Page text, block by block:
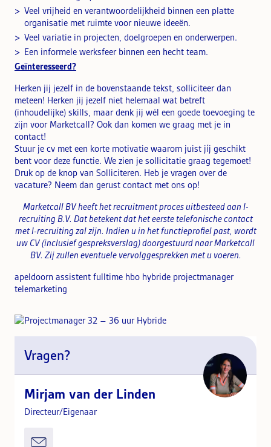
Veel vrijheid en verantwoordelijkheid binnen een platte
organisatie met ruimte voor nieuwe ideeën.
Veel variatie in projecten, doelgroepen en onderwerpen.
Een informele werksfeer binnen een hecht team.
Geïnteresseerd?
Herken jij jezelf in de bovenstaande tekst, solliciteer dan
meteen! Herken jij jezelf niet helemaal wat betreft
(inhoudelijke) skills, maar denk jij wél een goede toevoeging te
zijn voor Marketcall? Ook dan komen we graag met je in
contact!
Stuur je cv met een korte motivatie waarom juist jíj geschikt
bent voor deze functie. We zien je sollicitatie graag tegemoet!
Druk op de knop van Solliciteren. Heb je vragen over de
vacature? Neem dan gerust contact met ons op!
Marketcall BV heeft het recruitment proces uitbesteed aan I-
recruiting B.V. Dat betekent dat het eerste telefonische contact
met I-recruiting zal zijn. Indien u in het functieprofiel past, wordt
uw CV (inclusief gespreksverslag) doorgestuurd naar Marketcall
BV. Zij zullen eventuele vervolggesprekken met u voeren.
apeldoorn assistent fulltime hbo hybride projectmanager
telemarketing
Vragen?
Mirjam van der Linden
Directeur/Eigenaar